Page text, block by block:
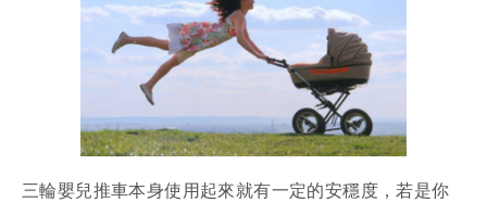
三輪嬰兒推車本身使用起來就有一定的安穩度，若是你